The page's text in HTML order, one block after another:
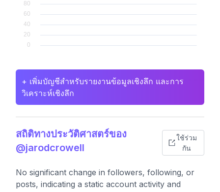
+ เพิ่มบัญชีสำหรับรายงานข้อมูลเชิงลึก และการ
วิเคราะห์เชิงลึก
สถิติทางประวัติศาสตร์ของ
@jarodcrowell
ใช้ร่วม
กัน
No significant change in followers, following, or
posts, indicating a static account activity and